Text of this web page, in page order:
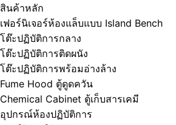
สินค้าหลัก
เฟอร์นิเจอร์ห้องแล็บแบบ Island Bench
โต๊ะปฏิบัติการกลาง
โต๊ะปฏิบัติการติดผนัง
โต๊ะปฏิบัติการพร้อมอ่างล้าง
Fume Hood ตู้ดูดควัน
Chemical Cabinet ตู้เก็บสารเคมี
อุปกรณ์ห้องปฏิบัติการ